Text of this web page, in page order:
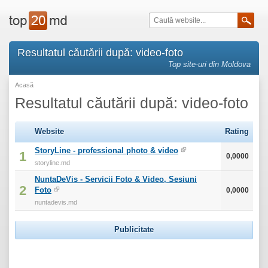
Resultatul căutării după: video-foto
Top site-uri din Moldova
Acasă
Resultatul căutării după: video-foto
Website Rating
1 StoryLine - professional photo & video
storyline.md
0,0000
2
NuntaDeVis - Servicii Foto & Video, Sesiuni
Foto
nuntadevis.md
0,0000
Publicitate